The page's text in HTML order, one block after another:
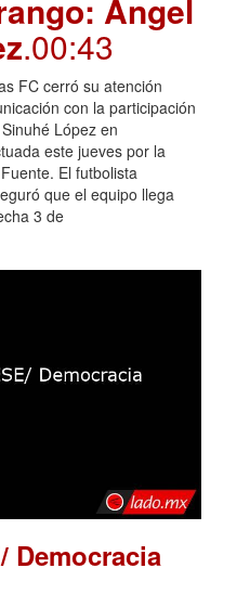
Ángel
.00:43
FC cerró su atención
con la participación
López en
este jueves por la
El futbolista
que el equipo llega
3 de
Democracia